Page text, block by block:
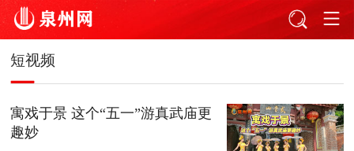
短视频
寓戏于景 这个“五一”游真武庙更
趣妙